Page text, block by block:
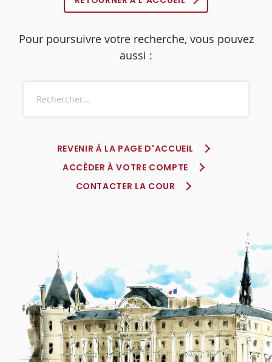
Pour poursuivre votre recherche, vous pouvez
aussi :
REVENIR À LA PAGE D'ACCUEIL
ACCÈDER À VOTRE COMPTE
CONTACTER LA COUR